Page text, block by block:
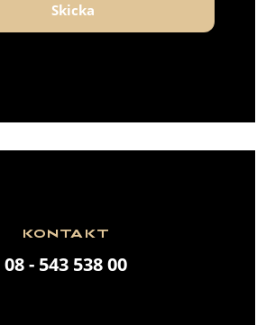
Skicka
KONTAKT
08 - 543 538 00